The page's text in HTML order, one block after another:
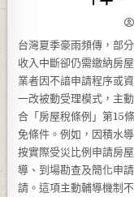
台灣夏季豪雨頻傳，部
收入中斷卻仍需繳納房
業者因不諳申請程序或
一改被動受理模式，主
合「房屋稅條例」第15
免條件。例如，因積水
按實際受災比例申請房
導、到場勘查及簡化申
請。這項主動輔導機制